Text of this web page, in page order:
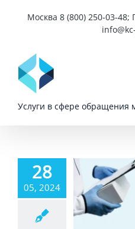
Москва 8 (800) 250-03-48;
Услуги в сфере обращения
28
05, 2024
стартует
по
новых